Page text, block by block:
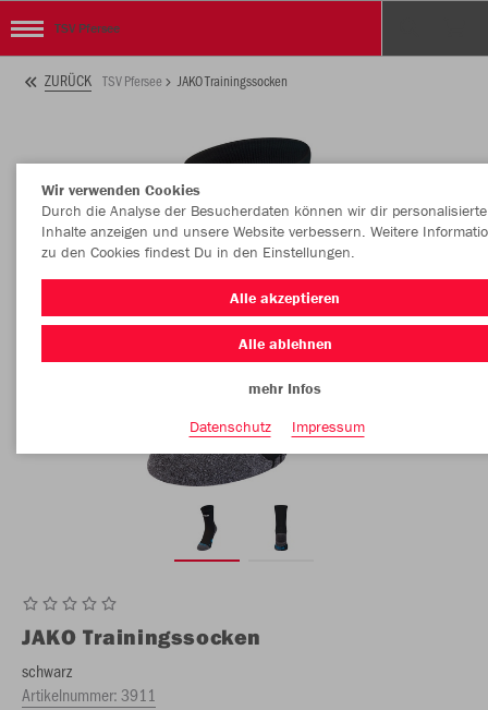
TSV Pfersee
ZURÜCK TSV Pfersee JAKO Trainingssocken
JAKO Trainingssocken
schwarz
Artikelnummer:3911
Wir verwenden Cookies
Durch die Analyse der Besucherdaten können wir dir personalisierte
Inhalte anzeigen und unsere Website verbessern. Weitere
zu den Cookies findest Du in den Einstellungen.
Alle akzeptieren
Alle ablehnen
mehr Infos
Datenschutz
Impressum